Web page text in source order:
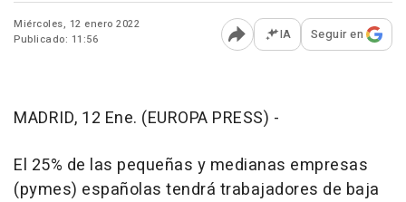
Miércoles, 12 enero 2022
Publicado: 11:56
Abrir opciones para
IA Seguir en
MADRID, 12 Ene. (EUROPA PRESS) -
El 25% de las pequeñas y medianas empresas
(pymes) españolas tendrá trabajadores de baja